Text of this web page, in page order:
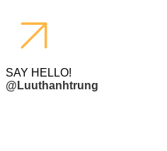
SAY HELLO!
@Luuthanhtrung